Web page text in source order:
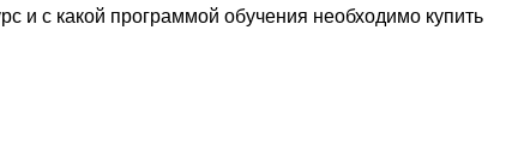
и с какой программой обучения необходимо купить